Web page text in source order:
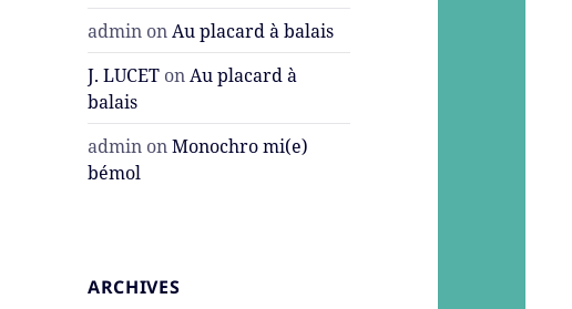
admin onAu placard à balais
J. LUCET onAu placard à
balais
admin onMonochro mi(e)
bémol
ARCHIVES